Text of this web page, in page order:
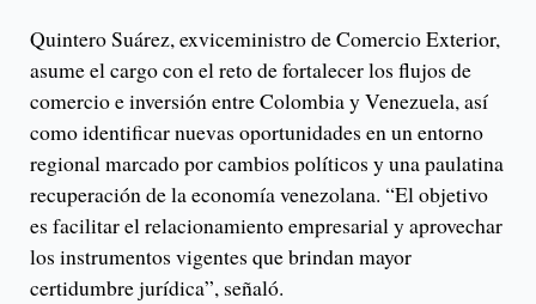
Quintero Suárez, exviceministro de Comercio Exterior,
asume el cargo con el reto de fortalecer los flujos de
comercio e inversión entre Colombia y Venezuela, así
como identificar nuevas oportunidades en un entorno
regional marcado por cambios políticos y una paulatina
recuperación de la economía venezolana. “El objetivo
es facilitar el relacionamiento empresarial y aprovechar
los instrumentos vigentes que brindan mayor
certidumbre jurídica”, señaló.